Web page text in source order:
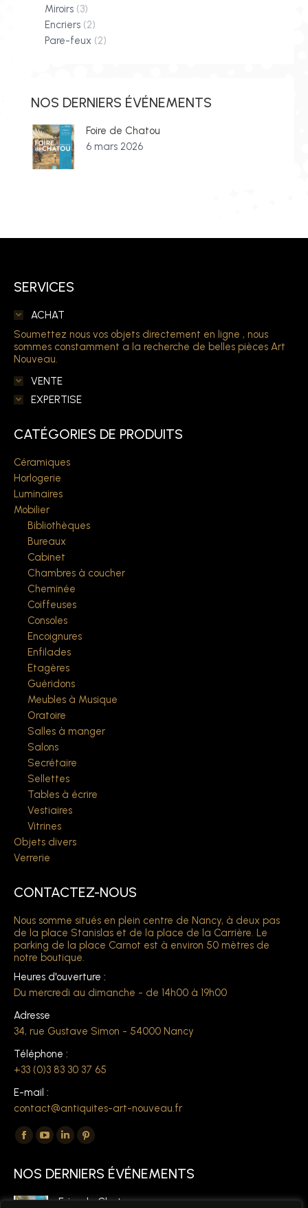
Miroirs (3)
Encriers (2)
Pare-feux (2)
NOS DERNIERS ÉVÉNEMENTS
Foire de Chatou
6 mars 2026
SERVICES
ACHAT
Soumettez nous vos objets directement en ligne , nous
sommes constamment a la recherche de belles pièces Art
Nouveau.
VENTE
EXPERTISE
CATÉGORIES DE PRODUITS
Céramiques
Horlogerie
Luminaires
Mobilier
Bibliothèques
Bureaux
Cabinet
Chambres à coucher
Cheminée
Coiffeuses
Consoles
Encoignures
Enfilades
Etagères
Guéridons
Meubles à Musique
Oratoire
Salles à manger
Salons
Secrétaire
Sellettes
Tables à écrire
Vestiaires
Vitrines
Objets divers
Verrerie
CONTACTEZ-NOUS
Nous somme situés en plein centre de Nancy, à deux pas
de la place Stanislas et de la place de la Carrière. Le
parking de la place Carnot est à environ 50 mètres de
notre boutique.
Heures d'ouverture :
Du mercredi au dimanche - de 14h00 à 19h00
Adresse
34, rue Gustave Simon - 54000 Nancy
Téléphone :
+33 (0)3 83 30 37 65
E-mail :
contact@antiquites-art-nouveau.fr
Trouvez nous sur :
La
Facebook
s'ouvre
La
YouTube
s'ouvre
La
LinkedIn
s'ouvre
La
Pinterest
s'ouvre
NOS DERNIERS ÉVÉNEMENTS
Foire de Chatou